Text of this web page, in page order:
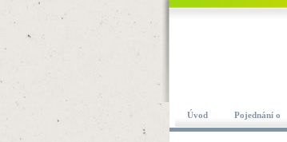
Úvod Pojednání o